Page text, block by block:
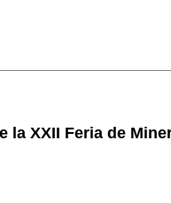
la XXII Feria de